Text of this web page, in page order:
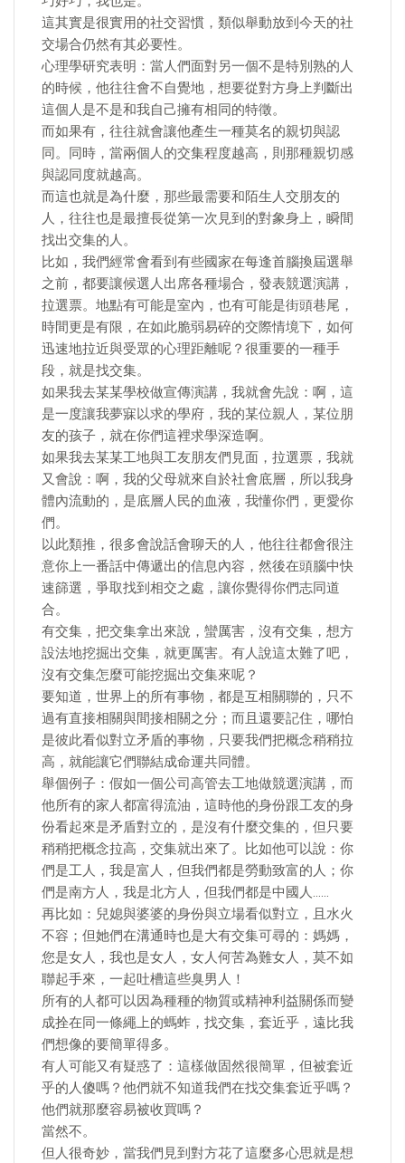
這其實是很實用的社交習慣，類似舉動放到今天的社
交場合仍然有其必要性。
心理學研究表明：當人們面對另一個不是特別熟的人
的時候，他往往會不自覺地，想要從對方身上判斷出
這個人是不是和我自己擁有相同的特徵。
而如果有，往往就會讓他產生一種莫名的親切與認
同。同時，當兩個人的交集程度越高，則那種親切感
與認同度就越高。
而這也就是為什麼，那些最需要和陌生人交朋友的
人，往往也是最擅長從第一次見到的對象身上，瞬間
找出交集的人。
比如，我們經常會看到有些國家在每逢首腦換屆選舉
之前，都要讓候選人出席各種場合，發表競選演講，
拉選票。地點有可能是室內，也有可能是街頭巷尾，
時間更是有限，在如此脆弱易碎的交際情境下，如何
迅速地拉近與受眾的心理距離呢？很重要的一種手
段，就是找交集。
如果我去某某學校做宣傳演講，我就會先說：啊，這
是一度讓我夢寐以求的學府，我的某位親人，某位朋
友的孩子，就在你們這裡求學深造啊。
如果我去某某工地與工友朋友們見面，拉選票，我就
又會說：啊，我的父母就來自於社會底層，所以我身
體內流動的，是底層人民的血液，我懂你們，更愛你
們。
以此類推，很多會說話會聊天的人，他往往都會很注
意你上一番話中傳遞出的信息內容，然後在頭腦中快
速篩選，爭取找到相交之處，讓你覺得你們志同道
合。
有交集，把交集拿出來說，蠻厲害，沒有交集，想方
設法地挖掘出交集，就更厲害。有人說這太難了吧，
沒有交集怎麼可能挖掘出交集來呢？
要知道，世界上的所有事物，都是互相關聯的，只不
過有直接相關與間接相關之分；而且還要記住，哪怕
是彼此看似對立矛盾的事物，只要我們把概念稍稍拉
高，就能讓它們聯結成命運共同體。
舉個例子：假如一個公司高管去工地做競選演講，而
他所有的家人都富得流油，這時他的身份跟工友的身
份看起來是矛盾對立的，是沒有什麼交集的，但只要
稍稍把概念拉高，交集就出來了。比如他可以說：你
們是工人，我是富人，但我們都是勞動致富的人；你
們是南方人，我是北方人，但我們都是中國人……
再比如：兒媳與婆婆的身份與立場看似對立，且水火
不容；但她們在溝通時也是大有交集可尋的：媽媽，
您是女人，我也是女人，女人何苦為難女人，莫不如
聯起手來，一起吐槽這些臭男人！
所有的人都可以因為種種的物質或精神利益關係而變
成拴在同一條繩上的螞蚱，找交集，套近乎，遠比我
們想像的要簡單得多。
有人可能又有疑惑了：這樣做固然很簡單，但被套近
乎的人傻嗎？他們就不知道我們在找交集套近乎嗎？
他們就那麼容易被收買嗎？
當然不。
但人很奇妙，當我們見到對方花了這麼多心思就是想